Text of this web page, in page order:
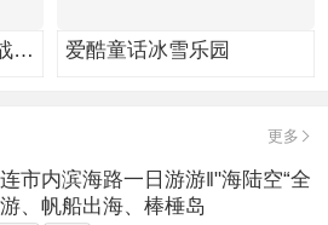
基
爱酷童话冰雪乐园
更多
市内滨海路一日游游‖"海陆空“全
、帆船出海、棒棰岛